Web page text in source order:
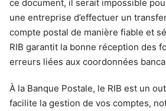
ce document, il serait impossible
une entreprise d’effectuer un
compte postal de manière fiable et
RIB garantit la bonne réception des
erreurs liées aux coordonnées
À la Banque Postale, le RIB est un
facilite la gestion de vos comptes,